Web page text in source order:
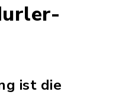
ist die